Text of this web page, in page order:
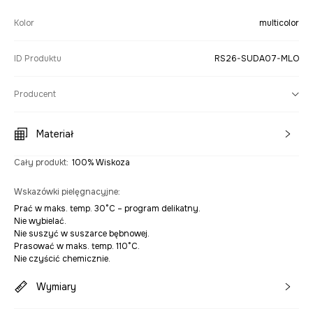
Kolor multicolor
ID Produktu RS26-SUDA07-MLO
Producent
Materiał
Cały produkt: 100% Wiskoza
Wskazówki pielęgnacyjne:
Prać w maks. temp. 30°C – program delikatny.
Nie wybielać.
Nie suszyć w suszarce bębnowej.
Prasować w maks. temp. 110°C.
Nie czyścić chemicznie.
Wymiary